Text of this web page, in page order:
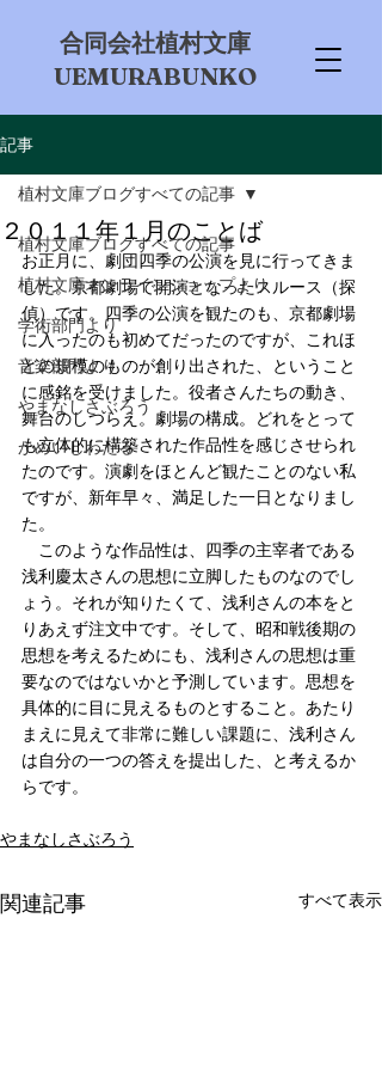
​合同会社植村文庫
UEMURABUNKO
記事
植村文庫ブログすべての記事
植村文庫オンラインショップより
学術部門より
音楽部門より
やまなしさぶろう
かめいしわたる
植村文庫ブログすべての記事
２０１１年１月のことば
お正月に、劇団四季の公演を見に行ってきま
した。京都劇場で開演となったスルース（探
偵）です。四季の公演を観たのも、京都劇場
に入ったのも初めてだったのですが、これほ
どの規模のものが創り出された、ということ
に感銘を受けました。役者さんたちの動き、
舞台のしつらえ。劇場の構成。どれをとって
も立体的に構築された作品性を感じさせられ
たのです。演劇をほとんど観たことのない私
ですが、新年早々、満足した一日となりまし
た。
このような作品性は、四季の主宰者である
浅利慶太さんの思想に立脚したものなのでし
ょう。それが知りたくて、浅利さんの本をと
りあえず注文中です。そして、昭和戦後期の
思想を考えるためにも、浅利さんの思想は重
要なのではないかと予測しています。思想を
具体的に目に見えるものとすること。あたり
まえに見えて非常に難しい課題に、浅利さん
は自分の一つの答えを提出した、と考えるか
らです。
やまなしさぶろう
関連記事 すべて表示